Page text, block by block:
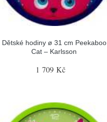
Dětské hodiny ø 31 cm Peekaboo
Cat – Karlsson
1 709 Kč